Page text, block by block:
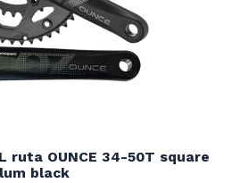
ruta OUNCE 34-50T square
black